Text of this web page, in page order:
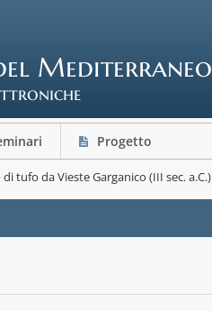
Mediterraneo
Progetto
tufo da Vieste Garganico (III sec. a.C.)